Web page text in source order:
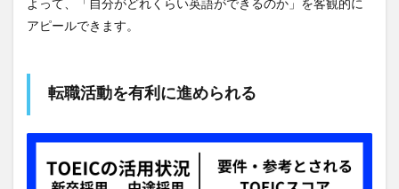
よって、「自分がどれくらい英語ができるのか」を客観的に
アピールできます。
転職活動を有利に進められる